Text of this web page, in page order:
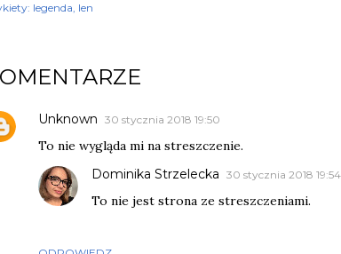
legenda len
Unknown 30 stycznia 2018 19:50
To nie wygląda mi na streszczenie.
Dominika Strzelecka 30 stycznia 2018 19:54
To nie jest strona ze streszczeniami.